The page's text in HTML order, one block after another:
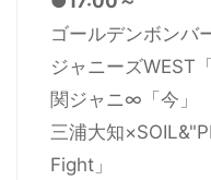
ゴールデンボンバ
ジャニーズWEST
関ジャニ∞「今」
三浦大知
Fight」